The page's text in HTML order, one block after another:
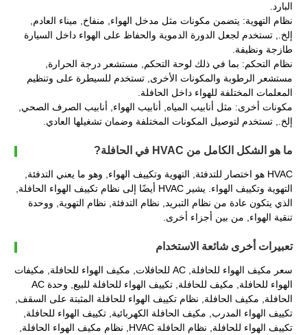
البارد.
نظام التهوية: يتضمن مكونات مثل مدخل الهواء, منفاخ, ميناء العادم,
إلخ., تستخدم لجعل الدورة الدموية والحفاظ على الهواء داخل السيارة
طازجة ونظيفة.
نظام التحكم: بما في ذلك لوحة التحكم, مستشعر درجة الحرارة,
مستشعر الرطوبة والمكونات الأخرى, تستخدم للسيطرة على وتنظيم
المعلمات المختلفة للهواء داخل الحافلة.
مكونات أخرى: مثل أنابيب المياه, أنابيب الهواء, أنابيب الصرف الصحي,
إلخ., تستخدم لتوصيل المكونات المختلفة وضمان تشغيلها العادي.
ما هو الشكل الكامل من HVAC في الحافلة?
HVAC هو اختصار للتدفئة, التهوية وتكييف الهواء, وهو ما يعني التدفئة,
التهوية وتكييف الهواء. يشير HVAC أيضًا إلى نظام تكييف الهواء الحافلة,
الذي يتكون عادة من نظام التبريد, نظام التدفئة, نظام التهوية, ووحدة
تنقية الهواء, من بين أجزاء أخرى.
تعبيرات أخرى شائعة الاستخدام
سعر مكيف الهواء للحافلة, AC للحافلات, مكيف الهواء للحافلة, مكيفات
الهواء للحافلة, مكيف للحافلة, تكييف الهواء للحافلة للبيع, وحدة AC
الحافلة, مكيف الحافلة, نظام تكييف الهواء للحافلة المثبتة على السقف,
تكييف الهواء المدرب, مكيف الحافلة الكهربائية, تكييف الهواء للحافلة,
تكييف الهواء للحافلة, نظام الحافلة HVAC, نظام مكيف الهواء الحافلة,